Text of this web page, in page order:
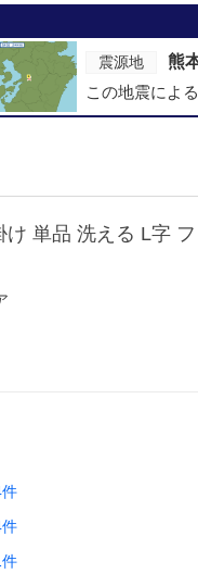
震源地 熊
この地震によ
け 単品 洗える L字
件
件
件